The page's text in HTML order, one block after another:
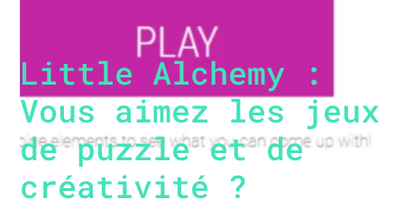
Little Alchemy :
Vous aimez les jeux
de puzzle et de
créativité ?